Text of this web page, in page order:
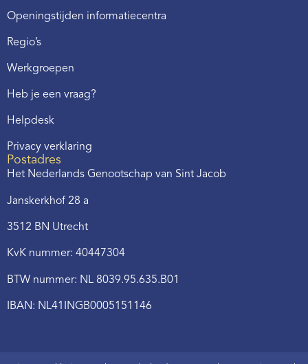
Openingstijden informatiecentra
Regio’s
Werkgroepen
Heb je een vraag?
Helpdesk
Privacy verklaring
Postadres
Het Nederlands Genootschap van Sint Jacob
Janskerkhof 28 a
3512 BN Utrecht
KvK nummer: 40447304
BTW nummer: NL 8039.95.635.B01
IBAN: NL41INGB0005151146